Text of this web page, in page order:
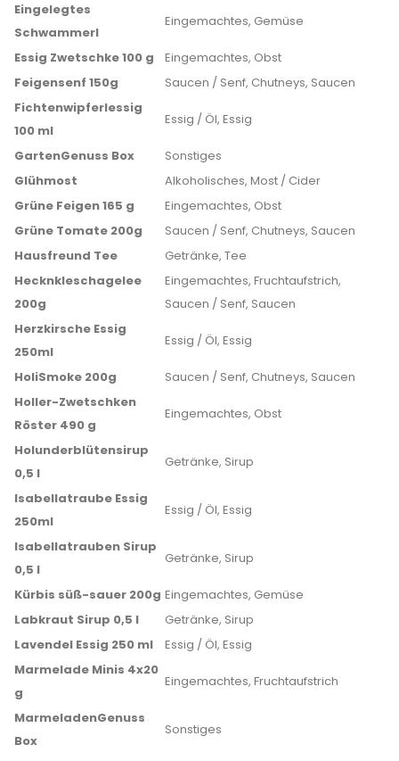
Eingelegtes
Schwammerl
Eingemachtes, Gemüse
Essig Zwetschke 100 g
Eingemachtes, Obst
Feigensenf 150g
Saucen / Senf, Chutneys, Saucen
Fichtenwipferlessig
100 ml
Essig / Öl, Essig
GartenGenuss Box
Sonstiges
Glühmost
Alkoholisches, Most / Cider
Grüne Feigen 165 g
Eingemachtes, Obst
Grüne Tomate 200g
Saucen / Senf, Chutneys, Saucen
Hausfreund Tee
Getränke, Tee
Hecknkleschagelee
200g
Eingemachtes, Fruchtaufstrich,
Saucen / Senf, Saucen
Herzkirsche Essig
250ml
Essig / Öl, Essig
HoliSmoke 200g
Saucen / Senf, Chutneys, Saucen
Holler-Zwetschken
Röster 490 g
Eingemachtes, Obst
Holunderblütensirup
0,5 l
Getränke, Sirup
Isabellatraube Essig
250ml
Essig / Öl, Essig
Isabellatrauben Sirup
0,5 l
Getränke, Sirup
Kürbis süß-sauer 200g Eingemachtes, Gemüse
Labkraut Sirup 0,5 l
Getränke, Sirup
Lavendel Essig 250 ml
Essig / Öl, Essig
Marmelade Minis 4x20
g
Eingemachtes, Fruchtaufstrich
MarmeladenGenuss
Box
Sonstiges